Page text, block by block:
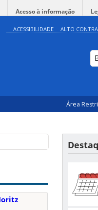
Acesso à informação
ACESSIBILIDADE ALTO
Área